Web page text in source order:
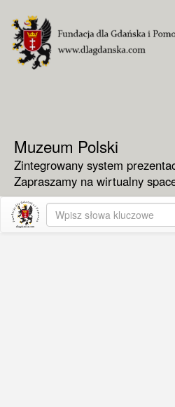
Muzeum Polski
Zintegrowany system
Zapraszamy na wirtualny